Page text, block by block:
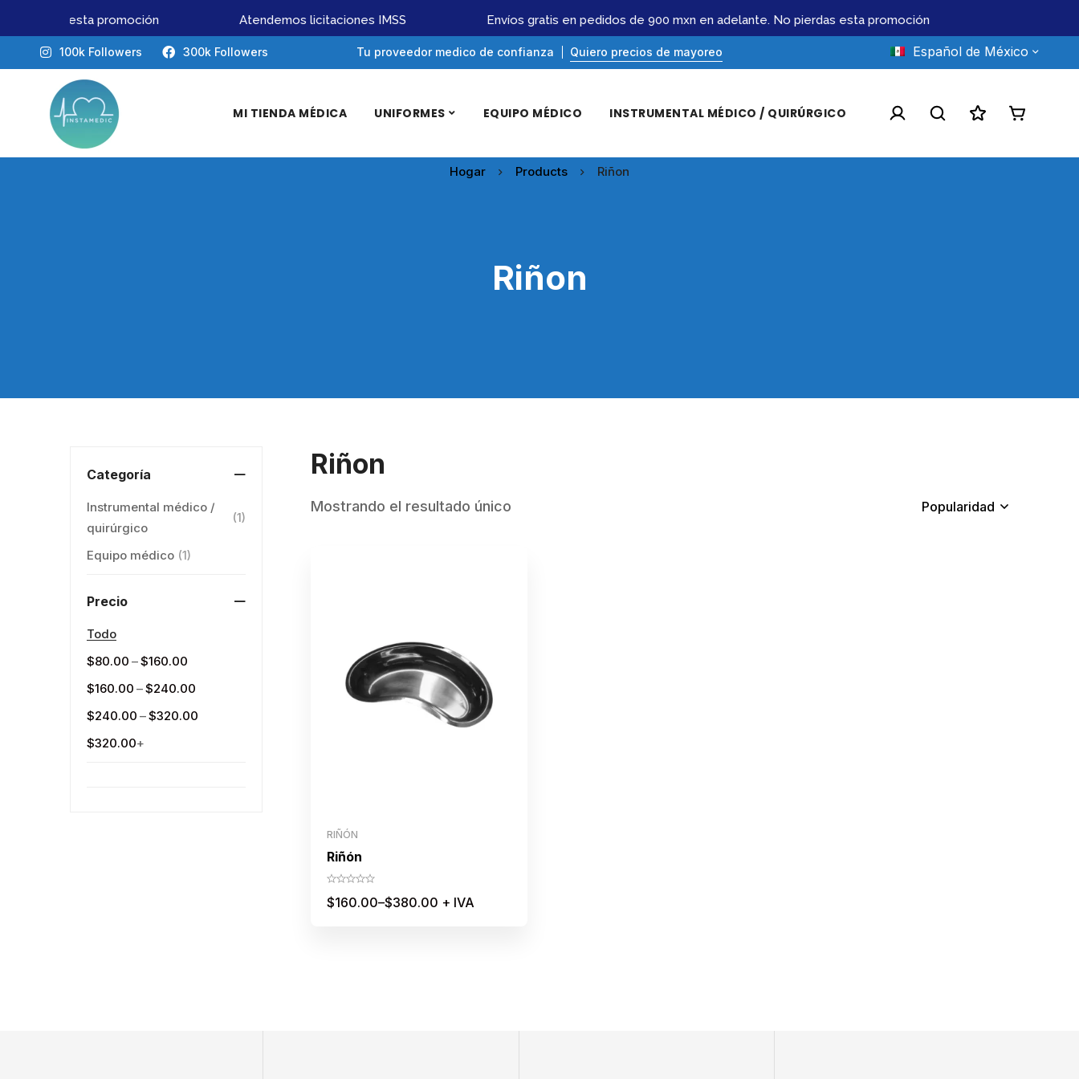
pierdas esta promoción Atendemos licitaciones IMSS Envíos gratis en pedidos de 900 mxn en adelante. No pierdas esta promoción
100k Followers 300k Followers Tu proveedor medico de confianza Quiero precios de mayoreo Español de México
MI TIENDA MÉDICA UNIFORMES EQUIPO MÉDICO INSTRUMENTAL MÉDICO / QUIRÚRGICO
Hogar Products Riñon
Riñon
Categoría
Instrumental médico /
quirúrgico
(1)
Equipo médico (1)
Precio
Todo
$80.00 –$160.00
$160.00 –$240.00
$240.00 –$320.00
$320.00+
Riñon
Mostrando el resultado único Popularidad
RIÑÓN
Riñón
$160.00–$380.00 + IVA